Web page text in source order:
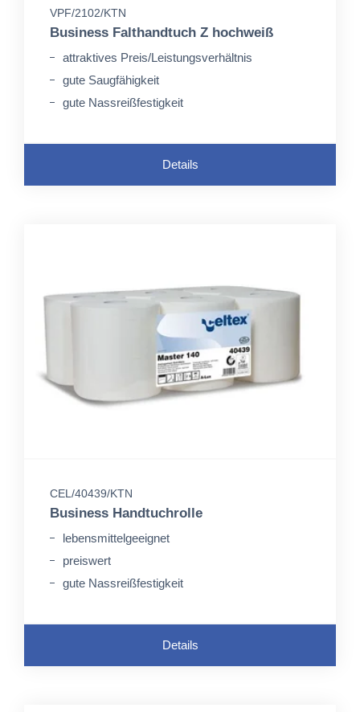
VPF/2102/KTN
Business Falthandtuch Z hochweiß
attraktives Preis/Leistungsverhältnis
gute Saugfähigkeit
gute Nassreißfestigkeit
Details
CEL/40439/KTN
Business Handtuchrolle
lebensmittelgeeignet
preiswert
gute Nassreißfestigkeit
Details